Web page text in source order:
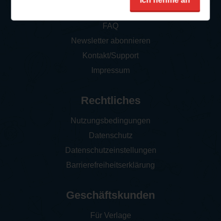
So funktioniert‘s
FAQ
Newsletter abonnieren
Kontakt/Support
Impressum
Rechtliches
Nutzungsbedingungen
Datenschutz
Datenschutzeinstellungen
Barrierefreiheitserklärung
Geschäftskunden
Für Verlage